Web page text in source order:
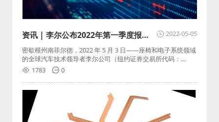
2022-05-05
资讯 | 李尔公布2022年第一季度报
告，销售额同比下降 3% 至 52 亿美元
密歇根州南菲尔德，2022 年 5 月 3 日——座椅和电子系统领域
的全球汽车技术领导者李尔公司（纽约证券交易所代码：
LEA）今天公布了 2022 年第一季度的业绩。
1783 0